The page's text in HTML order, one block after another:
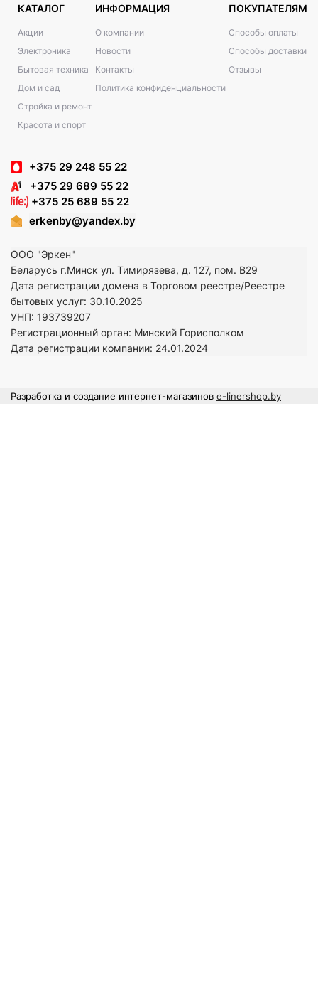
КАТАЛОГ
Акции
Электроника
Бытовая техника
Дом и сад
Стройка и ремонт
Красота и спорт
ИНФОРМАЦИЯ
О компании
Новости
Контакты
Политика конфиденциальности
ПОКУПАТЕЛЯМ
Способы оплаты
Способы доставки
Отзывы
+375 29 248 55 22
+375 29 689 55 22
+375 25 689 55 22
erkenby@yandex.by
ООО "Эркен"
Беларусь г.Минск ул. Тимирязева, д. 127, пом. В29
Дата регистрации домена в Торговом реестре/Реестре
бытовых услуг: 30.10.2025
УНП: 193739207
Регистрационный орган: Минский Горисполком
Дата регистрации компании: 24.01.2024
Разработка и создание интернет-магазинов e-linershop.by